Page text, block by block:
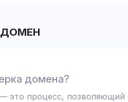
ДОМЕН
домена?
это процесс, позволяющий